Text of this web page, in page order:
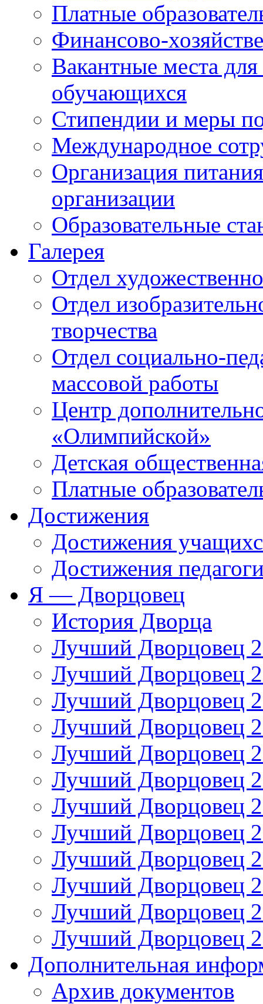
Платные
Финансово-
Вакантные места
обучающихся
Стипендии и меры
Международное
Организация
организации
Образовательные
Галерея
Отдел
Отдел
творчества
Отдел социально-
массовой работы
Центр
«Олимпийской»
Детская
Платные
Достижения
Достижения
Достижения
Я — Дворцовец
История Дворца
Лучший Дворцовец
Лучший Дворцовец
Лучший Дворцовец
Лучший Дворцовец
Лучший Дворцовец
Лучший Дворцовец
Лучший Дворцовец
Лучший Дворцовец
Лучший Дворцовец
Лучший Дворцовец
Лучший Дворцовец
Лучший Дворцовец
Дополнительная
Архив документов